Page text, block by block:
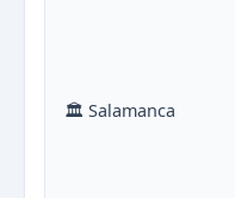
🏛 Salamanca